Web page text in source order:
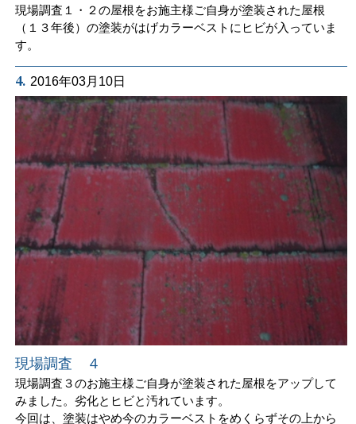
現場調査１・２の屋根をお施主様ご自身が塗装された屋根
（１３年後）の塗装がはげカラーベストにヒビが入っていま
す。
4. 2016年03月10日
現場調査 ４
現場調査３のお施主様ご自身が塗装された屋根をアップして
みました。劣化とヒビと汚れています。
今回は、塗装はやめ今のカラーベストをめくらずその上から